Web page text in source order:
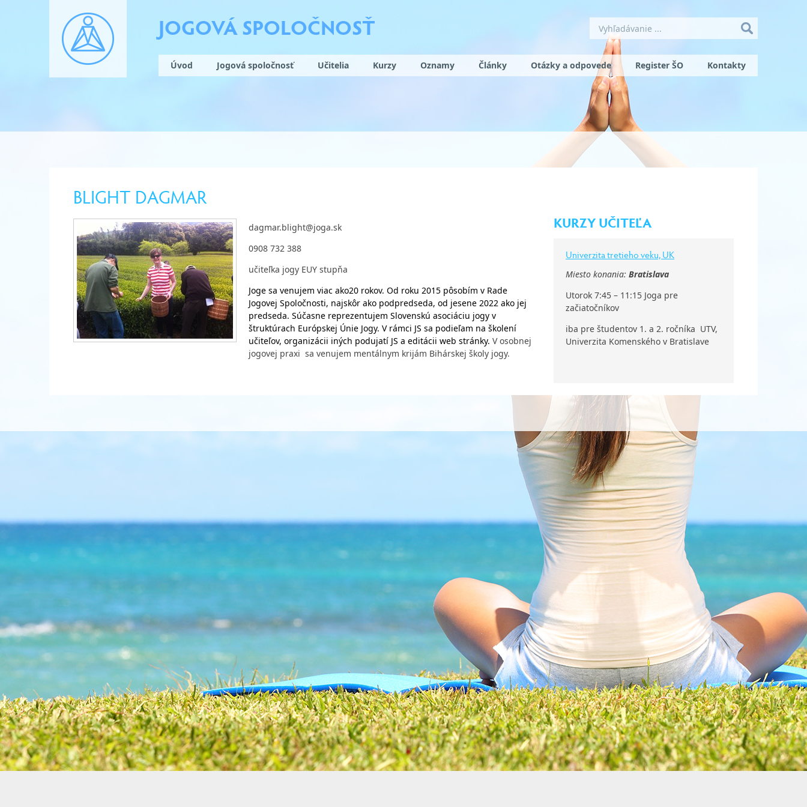
JOGOVÁ SPOLOČNOSŤ
Úvod Jogová spoločnosť Učitelia Kurzy Oznamy Články Otázky a odpovede Register ŠO Kontakty
BLIGHT DAGMAR
dagmar.blight@joga.sk
0908 732 388
učiteľka jogy EUY stupňa
Joge sa venujem viac ako20 rokov. Od roku 2015 pôsobím v Rade
Jogovej Spoločnosti, najskôr ako podpredseda, od jesene 2022 ako jej
predseda. Súčasne reprezentujem Slovenskú asociáciu jogy v
štruktúrach Európskej Únie Jogy. V rámci JS sa podieľam na školení
učiteľov, organizácii iných podujatí JS a editácii web stránky. V osobnej
jogovej praxi sa venujem mentálnym krijám Bihárskej školy jogy.
KURZY UČITEĽA
Univerzita tretieho veku, UK
Miesto konania: Bratislava
Utorok 7:45 – 11:15 Joga pre
začiatočníkov
iba pre študentov 1. a 2. ročníka UTV,
Univerzita Komenského v Bratislave